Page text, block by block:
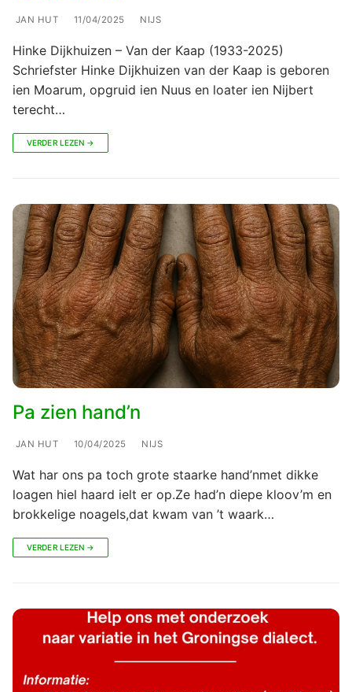
JAN HUT 11/04/2025 NIJS
Hinke Dijkhuizen – Van der Kaap (1933-2025)
Schriefster Hinke Dijkhuizen van der Kaap is geboren
ien Moarum, opgruid ien Nuus en loater ien Nijbert
terecht…
VERDER LEZEN →
Pa zien hand’n
JAN HUT 10/04/2025 NIJS
Wat har ons pa toch grote staarke hand’nmet dikke
loagen hiel haard ielt er op.Ze had’n diepe kloov’m en
brokkelige noagels,dat kwam van ’t waark…
VERDER LEZEN →